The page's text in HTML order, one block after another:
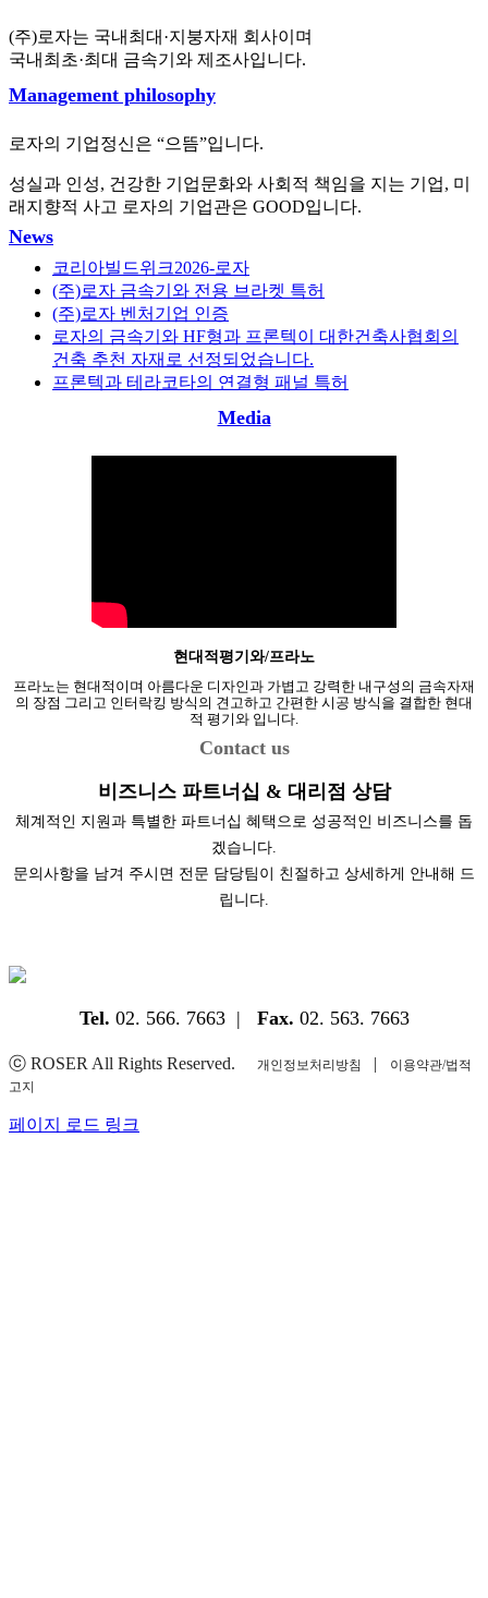
(주)로자는 국내최대·지붕자재 회사이며
국내최초·최대 금속기와 제조사입니다.
Management philosophy
로자의 기업정신은 “으뜸”입니다.
성실과 인성, 건강한 기업문화와 사회적 책임을 지는 기업, 미
래지향적 사고 로자의 기업관은 GOOD입니다.
News
코리아빌드위크2026-로자
(주)로자 금속기와 전용 브라켓 특허
(주)로자 벤처기업 인증
로자의 금속기와 HF형과 프론텍이 대한건축사협회의
건축 추천 자재로 선정되었습니다.
프론텍과 테라코타의 연결형 패널 특허
Media
현대적평기와/프라노
프라노는 현대적이며 아름다운 디자인과 가볍고 강력한 내구성의 금속자재
의 장점 그리고 인터락킹 방식의 견고하고 간편한 시공 방식을 결합한 현대
적 평기와 입니다.
Contact us
비즈니스 파트너십 & 대리점 상담
체계적인 지원과 특별한 파트너십 혜택으로 성공적인 비즈니스를 돕
겠습니다.
문의사항을 남겨 주시면 전문 담당팀이 친절하고 상세하게 안내해 드
립니다.
Tel. 02. 566. 7663 | Fax. 02. 563. 7663
ⓒ ROSER All Rights Reserved. 개인정보처리방침 |
이용약관/법적
고지
YouTube
Instagram
Facebook
Blogger
페이지 로드 링크